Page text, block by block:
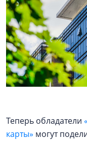
Теперь обладатели
карты» могут